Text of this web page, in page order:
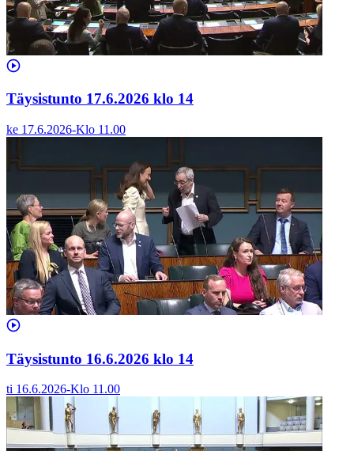
Täysistunto 17.6.2026 klo 14
ke 17.6.2026-Klo 11.00
Täysistunto 16.6.2026 klo 14
ti 16.6.2026-Klo 11.00